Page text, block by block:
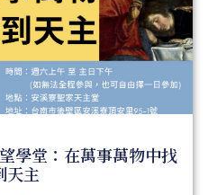
學堂：在萬事萬物中找
天主